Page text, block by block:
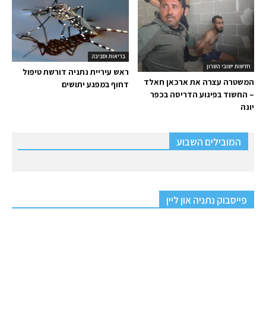
בריאות וסביבה
ראש עיריית נתניה דורשת טיפול
דחוף במפגע יתושים
חדשות ישובי השרון
המשטרה עצרה את ארכאן חאלד
– החשוד בפיגוע הדריסה בכפר
יונה
המובילים השבוע
פייסבוק נתניה און ליין